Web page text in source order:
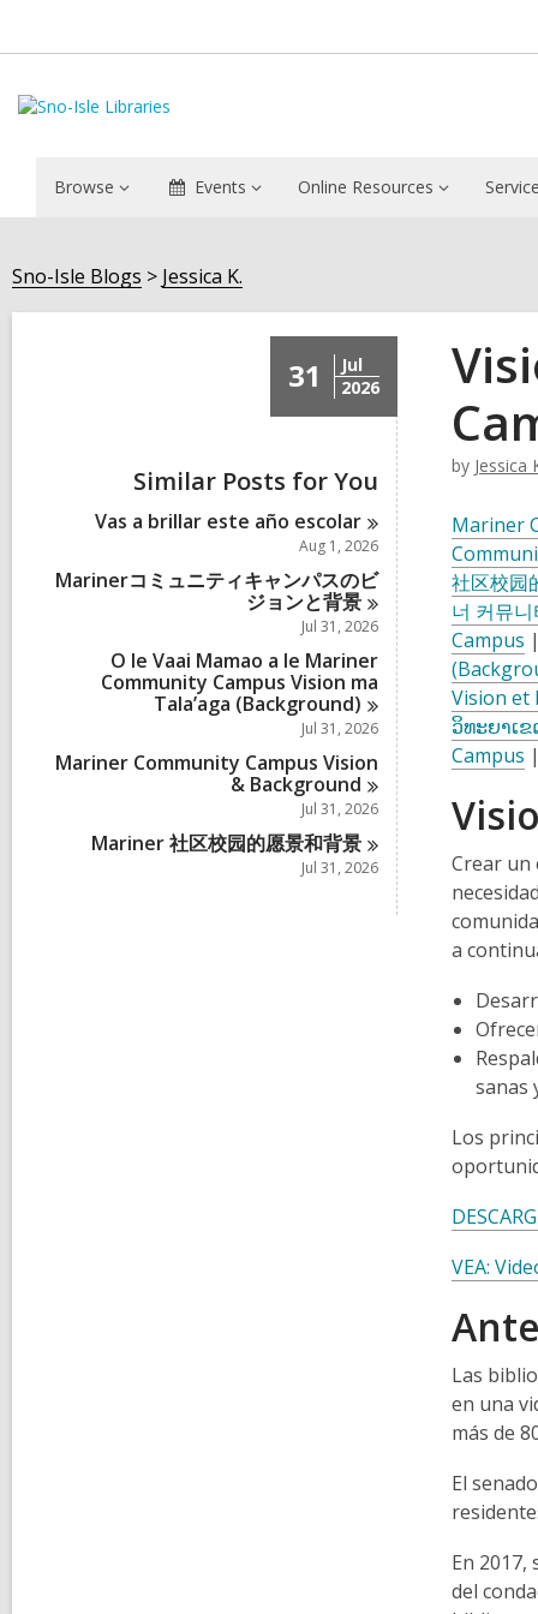
Browse Events Online Resources
Sno-Isle Blogs Jessica K.
31
Jul
2026
Similar Posts for You
Vas a brillar este año escolar
Aug 1, 2026
Marinerコミュニティキャンパスのビ
ジョンと背景
Jul 31, 2026
O le Vaai Mamao a le Mariner
Community Campus Vision ma
Tala’aga (Background)
Jul 31, 2026
Mariner Community Campus Vision
& Background
Jul 31, 2026
Mariner 社区校园的愿景和背景
Jul 31, 2026
by Jessica
Mariner
社区校园
너 커뮤
Campus |
Vision et
ວິທະຍາເ
Campus |
Crear un
a
sanas
Los
VEA:
Las
en una
más de
El
En
del